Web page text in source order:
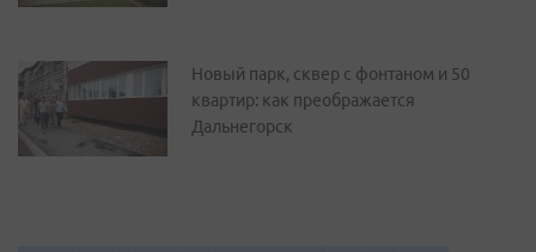
Новый парк, сквер с фонтаном и 50
квартир: как преображается
Дальнегорск